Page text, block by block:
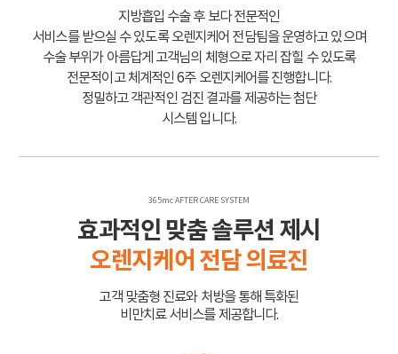
지방흡입 수술 후 보다 전문적인
서비스를 받으실 수 있도록 오렌지케어 전담팀을 운영하고 있으며
수술 부위가 아름답게 고객님의 체형으로 자리 잡힐 수 있도록
전문적이고 체계적인 6주 오렌지케어를 진행합니다.
정밀하고 객관적인 검진 결과를 제공하는 첨단
시스템 입니다.
365mc AFTER CARE SYSTEM
효과적인 맞춤 솔루션 제시
오렌지케어 전담 의료진
고객 맞춤형 진료와 처방을 통해 특화된
비만치료 서비스를 제공합니다.